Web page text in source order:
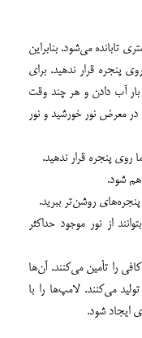
تابانده می‌شود. بنابراین
پنجره قرار ندهید. برای
بار آب دادن و هر چند وقت
در معرض نور خورشید و نور
روی پنجره قرار ندهید.
شود.
روشن‌تر ببرید.
از نور موجود حداکثر
را تأمین می‌کنند. آن‌ها
می‌کنند. لامپ‌ها را با